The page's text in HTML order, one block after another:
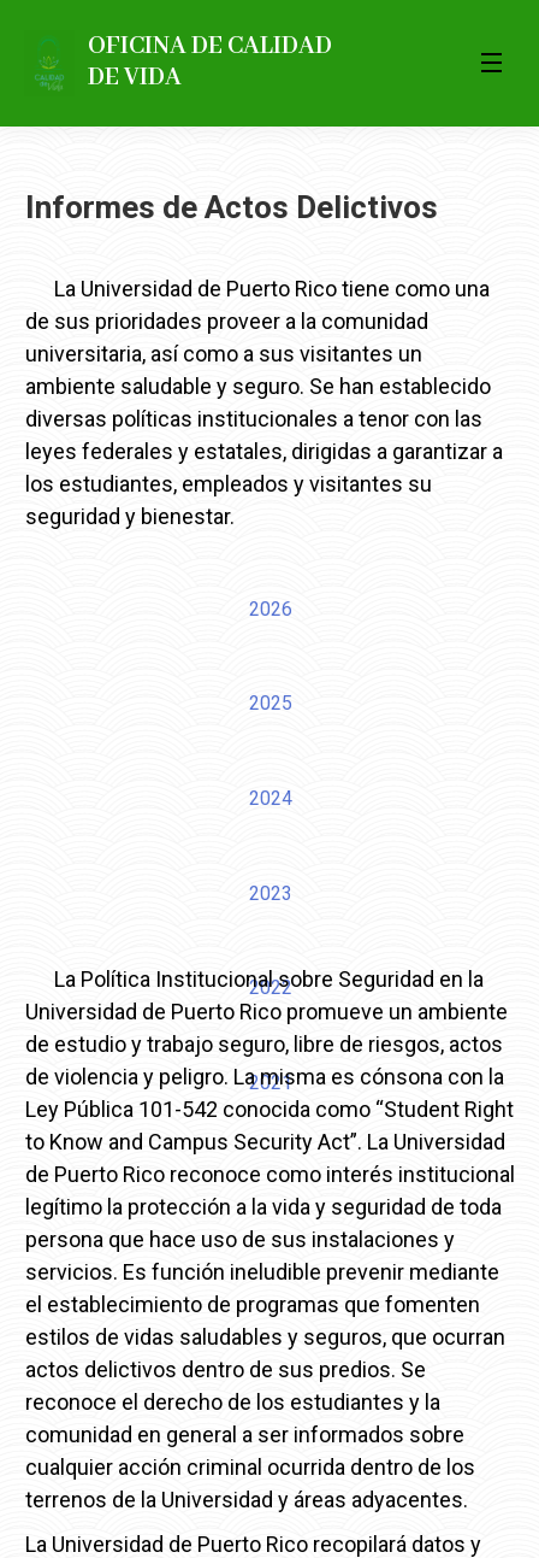
OFICINA DE CALIDAD
DE VIDA
Informes de Actos Delictivos
La Universidad de Puerto Rico tiene como una
de sus prioridades proveer a la comunidad
universitaria, así como a sus visitantes un
ambiente saludable y seguro. Se han establecido
diversas políticas institucionales a tenor con las
leyes federales y estatales, dirigidas a garantizar a
los estudiantes, empleados y visitantes su
seguridad y bienestar.
2026
2025
2024
2023
2022
2021
La Política Institucional sobre Seguridad en la
Universidad de Puerto Rico promueve un ambiente
de estudio y trabajo seguro, libre de riesgos, actos
de violencia y peligro. La misma es cónsona con la
Ley Pública 101-542 conocida como “Student Right
to Know and Campus Security Act”. La Universidad
de Puerto Rico reconoce como interés institucional
legítimo la protección a la vida y seguridad de toda
persona que hace uso de sus instalaciones y
servicios. Es función ineludible prevenir mediante
el establecimiento de programas que fomenten
estilos de vidas saludables y seguros, que ocurran
actos delictivos dentro de sus predios. Se
reconoce el derecho de los estudiantes y la
comunidad en general a ser informados sobre
cualquier acción criminal ocurrida dentro de los
terrenos de la Universidad y áreas adyacentes.
La Universidad de Puerto Rico recopilará datos y